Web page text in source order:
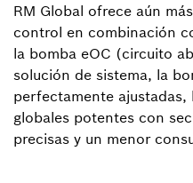
RM Global ofrece aún
control en combinación
la bomba eOC (circuito
solución de sistema, la
perfectamente
globales potentes con
precisas y un menor